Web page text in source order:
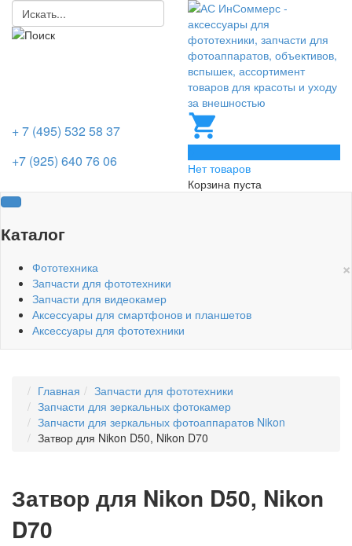
+ 7 (495) 532 58 37
+7 (925) 640 76 06
Нет товаров
Корзина пуста
Каталог
×
Фототехника
Запчасти для фототехники
Запчасти для видеокамер
Аксессуары для смартфонов и планшетов
Аксессуары для фототехники
Главная
Запчасти для фототехники
Запчасти для зеркальных фотокамер
Запчасти для зеркальных фотоаппаратов Nikon
Затвор для Nikon D50, Nikon D70
Затвор для Nikon D50, Nikon
D70